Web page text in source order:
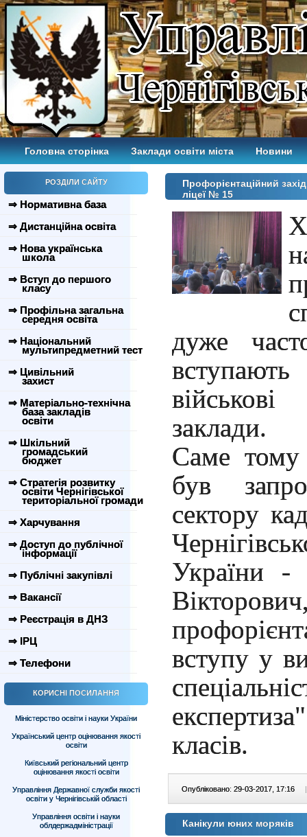
Головна сторінка Заклади освіти міста Новини
РОЗДІЛИ САЙТУ
⇒ Нормативна база
⇒ Дистанційна освіта
⇒ Нова українська
школа
⇒ Вступ до першого
класу
⇒ Профільна загальна
середня освіта
⇒ Національний
мультипредметний тест
⇒ Цивільний
захист
⇒ Матеріально-технічна
база закладів
освіти
⇒ Шкільний
громадський
бюджет
⇒ Стратегія розвитку
освіти Чернігівської
територіальної громади
⇒ Харчування
⇒ Доступ до публічної
інформації
⇒ Публічні закупівлі
⇒ Вакансії
⇒ Реєстрація в ДНЗ
⇒ ІРЦ
⇒ Телефони
КОРИСНІ ПОСИЛАННЯ
Міністерство освіти і науки України
Український центр оцінювання якості
освіти
Київський регіональний центр
оцінювання якості освіти
Управління Державної служби якості
освіти у Чернігівській області
Управління освіти і науки
облдержадміністрації
Профорієнтаційний
ліцеї № 15
дуже
заклади.
Саме тому
був
сектору
України -
вступу у
класів.
Опубліковано: 29-03-2017, 17:16 |
Канікули юних моряків